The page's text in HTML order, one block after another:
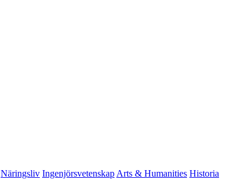
Näringsliv Ingenjörsvetenskap Arts & Humanities Historia